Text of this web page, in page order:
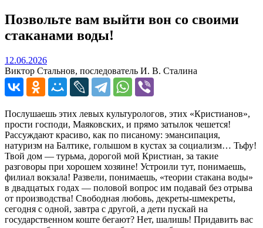
Позвольте вам выйти вон со своими
стаканами воды!
12.06.202612.06.2026
Виктор Стальнов, последователь И. В. Сталина
Послушаешь этих левых культурологов, этих «Кристианов»,
прости господи, Маяковских, и прямо затылок чешется!
Рассуждают красиво, как по писаному: эмансипация,
натуризм на Балтике, голышом в кустах за социализм… Тьфу!
Твой дом — турьма, дорогой мой Кристиан, за такие
разговоры при хорошем хозяине! Устроили тут, понимаешь,
филиал вокзала! Развели, понимаешь, «теории стакана воды»
в двадцатых годах — половой вопрос им подавай без отрыва
от производства! Свободная любовь, декреты-шмекреты,
сегодня с одной, завтра с другой, а дети пускай на
государственном коште бегают? Нет, шалишь! Придавить вас